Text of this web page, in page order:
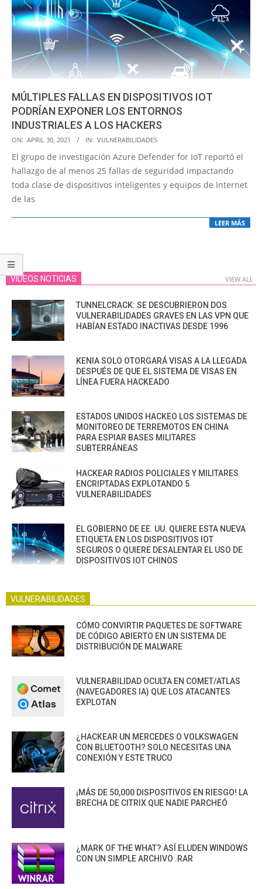
MÚLTIPLES FALLAS EN DISPOSITIVOS IOT
PODRÍAN EXPONER LOS ENTORNOS
INDUSTRIALES A LOS HACKERS
2021-
04-
30
ON: APRIL 30, 2021 IN: VULNERABILIDADES
El grupo de investigación Azure Defender for IoT reportó el
hallazgo de al menos 25 fallas de seguridad impactando
toda clase de dispositivos inteligentes y equipos de Internet
de las
LEER MÁS
VIDEOS NOTICIAS VIEW ALL
TUNNELCRACK: SE DESCUBRIERON DOS
VULNERABILIDADES GRAVES EN LAS VPN QUE
HABÍAN ESTADO INACTIVAS DESDE 1996
KENIA SOLO OTORGARÁ VISAS A LA LLEGADA
DESPUÉS DE QUE EL SISTEMA DE VISAS EN
LÍNEA FUERA HACKEADO
ESTADOS UNIDOS HACKEO LOS SISTEMAS DE
MONITOREO DE TERREMOTOS EN CHINA
PARA ESPIAR BASES MILITARES
SUBTERRÁNEAS
HACKEAR RADIOS POLICIALES Y MILITARES
ENCRIPTADAS EXPLOTANDO 5
VULNERABILIDADES
EL GOBIERNO DE EE. UU. QUIERE ESTA NUEVA
ETIQUETA EN LOS DISPOSITIVOS IOT
SEGUROS O QUIERE DESALENTAR EL USO DE
DISPOSITIVOS IOT CHINOS
VULNERABILIDADES
CÓMO CONVIRTIR PAQUETES DE SOFTWARE
DE CÓDIGO ABIERTO EN UN SISTEMA DE
DISTRIBUCIÓN DE MALWARE
VULNERABILIDAD OCULTA EN COMET/ATLAS
(NAVEGADORES IA) QUE LOS ATACANTES
EXPLOTAN
¿HACKEAR UN MERCEDES O VOLKSWAGEN
CON BLUETOOTH? SOLO NECESITAS UNA
CONEXIÓN Y ESTE TRUCO
¡MÁS DE 50,000 DISPOSITIVOS EN RIESGO! LA
BRECHA DE CITRIX QUE NADIE PARCHEÓ
¿MARK OF THE WHAT? ASÍ ELUDEN WINDOWS
CON UN SIMPLE ARCHIVO .RAR